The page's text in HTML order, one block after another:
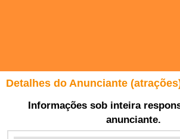
Detalhes do Anunciante
Informações sob inteira
anunciante.